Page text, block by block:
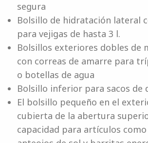
segura
Bolsillo de hidratación lateral
para vejigas de hasta 3 l.
Bolsillos exteriores dobles de
con correas de amarre para
o botellas de agua
Bolsillo inferior para sacos de
El bolsillo pequeño en el
cubierta de la abertura
capacidad para artículos